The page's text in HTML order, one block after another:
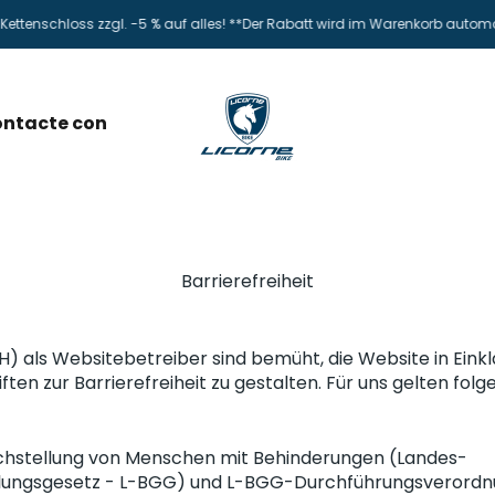
zzgl. -5 % auf alles! **Der Rabatt wird im Warenkorb
con
Licorne Bike GmbH
Barrierefreiheit
als Websitebetreiber sind bemüht, die Website in
zur Barrierefreiheit zu gestalten. Für uns gelten
von Menschen mit Behinderungen (Landes-
- L-BGG) und L-BGG-